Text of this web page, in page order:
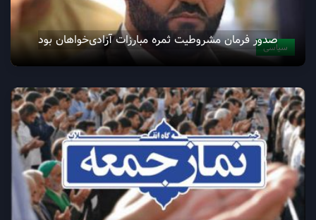
سیاسی
صدور فرمان مشروطیت ثمره مبارزات آزادی‌خواهان بود